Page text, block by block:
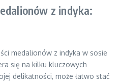
z indyka:
medalionów z indyka w sosie
się na kilku kluczowych
delikatności, może łatwo stać